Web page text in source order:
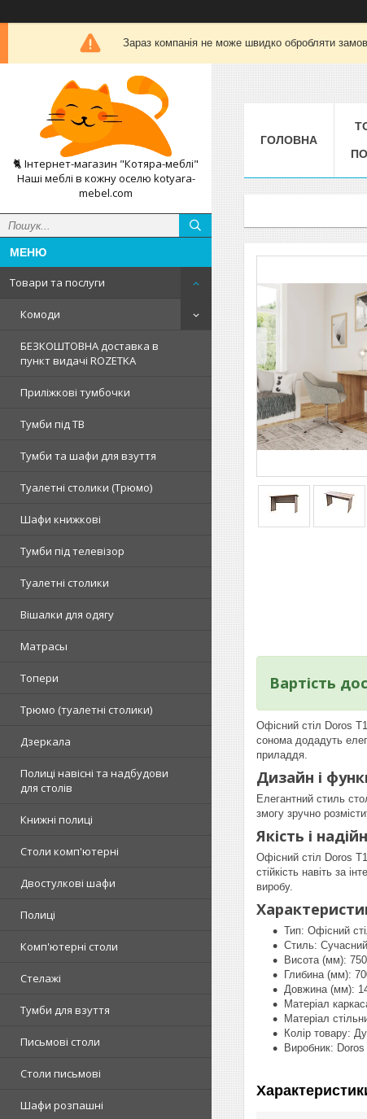
Зараз компанія не може швидко обробляти
🐈 Інтернет-магазин "Котяра-меблі"
Наші меблі в кожну оселю kotyara-
mebel.com
Товари та послуги
Комоди
БЕЗКОШТОВНА доставка в
пункт видачі ROZETKA
Приліжкові тумбочки
Тумби під ТВ
Тумби та шафи для взуття
Туалетні столики (Трюмо)
Шафи книжкові
Тумби під телевізор
Туалетні столики
Вішалки для одягу
Матрасы
Топери
Tрюмо (туалетні столики)
Дзеркала
Полиці навісні та надбудови
для столів
Книжні полиці
Столи комп'ютерні
Двостулкові шафи
Полиці
Комп'ютерні столи
Стелажі
Тумби для взуття
Письмові столи
Столи письмові
Шафи розпашні
ГОЛОВНА
Вартість
Офісний стіл Doros
сонома додадуть
приладдя.
Дизайн і
Елегантний стиль
змогу зручно
Якість і
Офісний стіл Doros
стійкість навіть за
виробу.
Тип: Офісний
Стиль: Сучасний
Висота (мм): 750
Глибина (мм):
Довжина (мм):
Матеріал
Матеріал
Колір товару:
Виробник: Doros